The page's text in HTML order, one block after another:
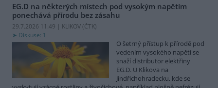
EG.D na některých místech pod vysokým napětím
ponechává přírodu bez zásahu
29.7.2026 11:49 | KLIKOV (ČTK)
Diskuse: 1
O šetrný přístup k přírodě pod
vedením vysokého napětí se
snaží distributor elektřiny
EG.D. U Klikova na
Jindřichohradecku, kde se